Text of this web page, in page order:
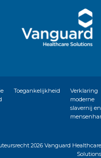
Toegankelijkheid
Verklaring
moderne
slavernij en
2026 Vanguard Healthcare
Solutions